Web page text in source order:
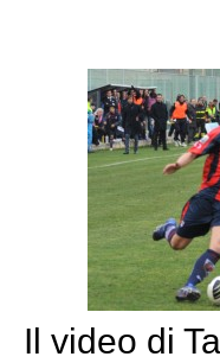
Il video di